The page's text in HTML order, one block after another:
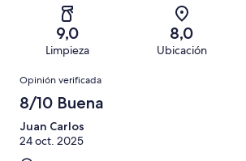
opiniones
opiniones
196
opiniones
9,0
Limpieza
8,0
Ubicación
Opiniones
Opinión verificada
8/10 Buena
Juan Carlos
24 oct. 2025